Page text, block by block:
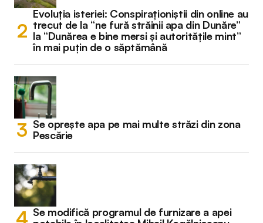
Evoluția isteriei: Conspiraționiștii din online au
trecut de la “ne fură străinii apa din Dunăre”
la “Dunărea e bine mersi și autoritățile mint”
în mai puțin de o săptămână
Se oprește apa pe mai multe străzi din zona
Pescărie
Se modifică programul de furnizare a apei